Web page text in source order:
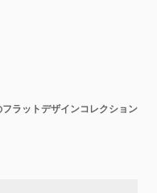
ラットデザインコレクション